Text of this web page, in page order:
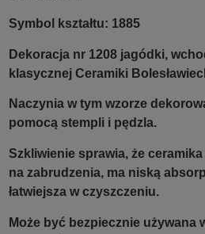
Symbol kształtu: 1885
Dekoracja nr 1208 jagódki,
klasycznej Ceramiki
Naczynia w tym wzorze
pomocą stempli i pędzla.
Szkliwienie sprawia, że
na zabrudzenia, ma niską
łatwiejsza w czyszczeniu.
Może być bezpiecznie używana